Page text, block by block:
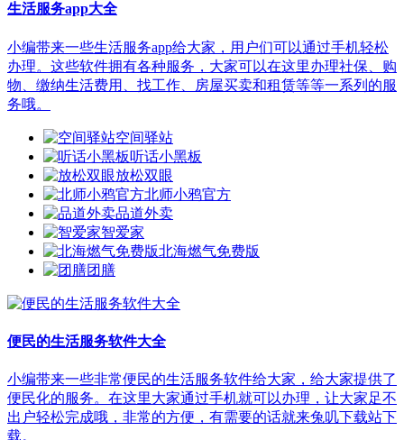
生活服务app大全
小编带来一些生活服务app给大家，用户们可以通过手机轻松
办理。这些软件拥有各种服务，大家可以在这里办理社保、购
物、缴纳生活费用、找工作、房屋买卖和租赁等等一系列的服
务哦。
空间驿站
听话小黑板
放松双眼
北师小鸦官方
品道外卖
智爱家
北海燃气免费版
团膳
便民的生活服务软件大全
小编带来一些非常便民的生活服务软件给大家，给大家提供了
便民化的服务。在这里大家通过手机就可以办理，让大家足不
出户轻松完成哦，非常的方便，有需要的话就来兔叽下载站下
载。